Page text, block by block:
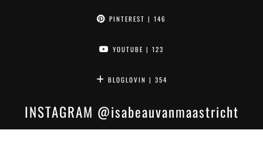
PINTEREST | 146
YOUTUBE | 123
BLOGLOVIN | 354
INSTAGRAM @isabeauvanmaastricht